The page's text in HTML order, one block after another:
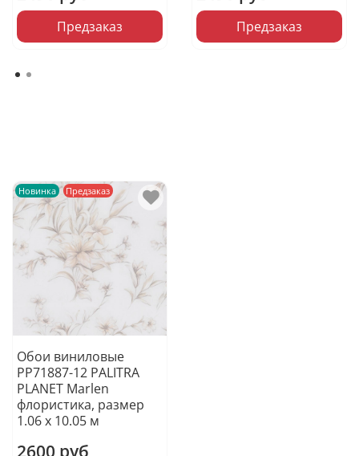
Предзаказ Предзаказ
Новинка Предзаказ
Обои виниловые
PP71887-12 PALITRA
PLANET Marlen
флористика, размер
1.06 х 10.05 м